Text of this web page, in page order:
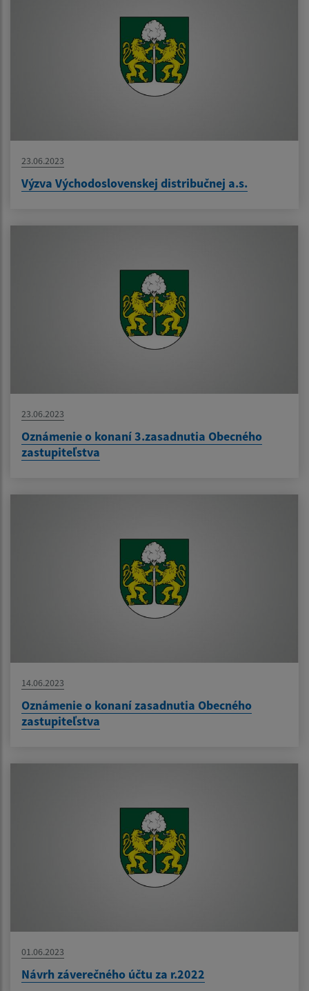
23.06.2023
Výzva Východoslovenskej distribučnej a.s.
23.06.2023
Oznámenie o konaní 3.zasadnutia Obecného
zastupiteľstva
14.06.2023
Oznámenie o konaní zasadnutia Obecného
zastupiteľstva
01.06.2023
Návrh záverečného účtu za r.2022